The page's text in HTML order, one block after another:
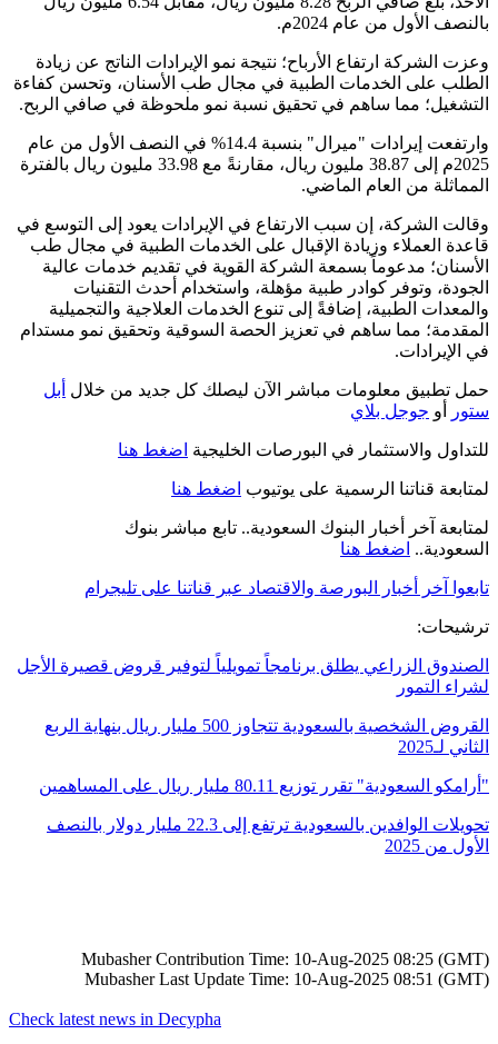
بالنصف الأول من عام 2024م.
وعزت الشركة ارتفاع الأرباح؛ نتيجة نمو الإيرادات الناتج عن زيادة
الطلب على الخدمات الطبية في مجال طب الأسنان، وتحسن كفاءة
التشغيل؛ مما ساهم في تحقيق نسبة نمو ملحوظة في صافي الربح.
وارتفعت إيرادات "ميرال" بنسبة 14.4% في النصف الأول من عام
2025م إلى 38.87 مليون ريال، مقارنةً مع 33.98 مليون ريال بالفترة
المماثلة من العام الماضي.
وقالت الشركة، إن سبب الارتفاع في الإيرادات يعود إلى التوسع في
قاعدة العملاء وزيادة الإقبال على الخدمات الطبية في مجال طب
الأسنان؛ مدعوماً بسمعة الشركة القوية في تقديم خدمات عالية
الجودة، وتوفر كوادر طبية مؤهلة، واستخدام أحدث التقنيات
والمعدات الطبية، إضافةً إلى تنوع الخدمات العلاجية والتجميلية
المقدمة؛ مما ساهم في تعزيز الحصة السوقية وتحقيق نمو مستدام
في الإيرادات.
حمل تطبيق معلومات مباشر الآن ليصلك كل جديد من خلال أبل
ستور
أو جوجل بلاي
للتداول والاستثمار في البورصات الخليجية اضغط هنا
لمتابعة قناتنا الرسمية على يوتيوب اضغط هنا
لمتابعة آخر أخبار البنوك السعودية.. تابع مباشر بنوك
السعودية.. اضغط هنا
تابعوا آخر أخبار البورصة والاقتصاد عبر قناتنا على تليجرام
ترشيحات:
الصندوق الزراعي يطلق برنامجاً تمويلياً لتوفير قروض قصيرة الأجل
لشراء التمور
القروض الشخصية بالسعودية تتجاوز 500 مليار ريال بنهاية الربع
الثاني لـ2025
" أرامكو السعودية" تقرر توزيع 80.11 مليار ريال على المساهمين
تحويلات الوافدين بالسعودية ترتفع إلى 22.3 مليار دولار بالنصف
الأول من 2025
Mubasher Contribution Time: 10-Aug-2025 08:25 (GMT)
Mubasher Last Update Time: 10-Aug-2025 08:51 (GMT)
Check latest news in Decypha